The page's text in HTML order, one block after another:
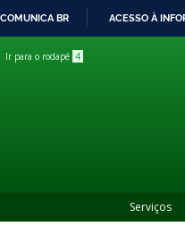
COMUNICA BR ACESSO À
Ir para o rodapé 4
Serviços